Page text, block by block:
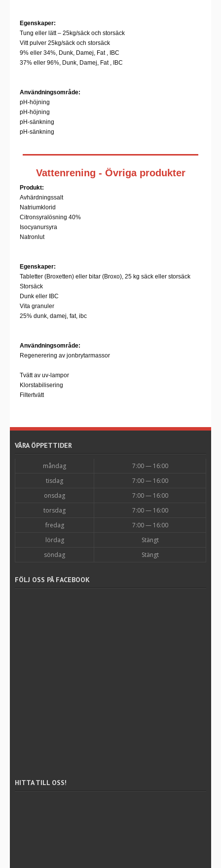
Egenskaper:
Tung eller lätt – 25kg/säck och storsäck
Vitt pulver 25kg/säck och storsäck
9% eller 34%, Dunk, Damej, Fat , IBC
37% eller 96%, Dunk, Damej, Fat , IBC
Användningsområde:
pH-höjning
pH-höjning
pH-sänkning
pH-sänkning
Vattenrening - Övriga produkter
Produkt:
Avhärdningssalt
Natriumklorid
Citronsyralösning 40%
Isocyanursyra
Natronlut
Egenskaper:
Tabletter (Broxetten) eller bitar (Broxo), 25 kg säck eller storsäck
Storsäck
Dunk eller IBC
Vita granuler
25% dunk, damej, fat, ibc
Användningsområde:
Regenerering av jonbrytarmassor
Tvätt av uv-lampor
Klorstabilisering
Filtertvätt
VÅRA ÖPPETTIDER
måndag
7:00 — 16:00
tisdag
7:00 — 16:00
onsdag
7:00 — 16:00
torsdag
7:00 — 16:00
fredag
7:00 — 16:00
lördag
Stängt
söndag
Stängt
FÖLJ OSS PÅ FACEBOOK
HITTA TILL OSS!